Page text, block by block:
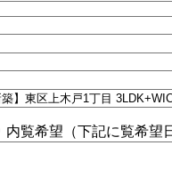
内覧希望（下記に覧希望